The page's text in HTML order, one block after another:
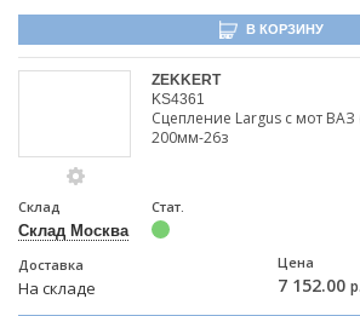
В КОРЗИНУ
ZEKKERT
KS4361
Сцепление Largus с мот ВАЗ
200мм-26з
Склад
Склад Москва
Стат.
Доставка
На складе
Цена
7 152.00 р.